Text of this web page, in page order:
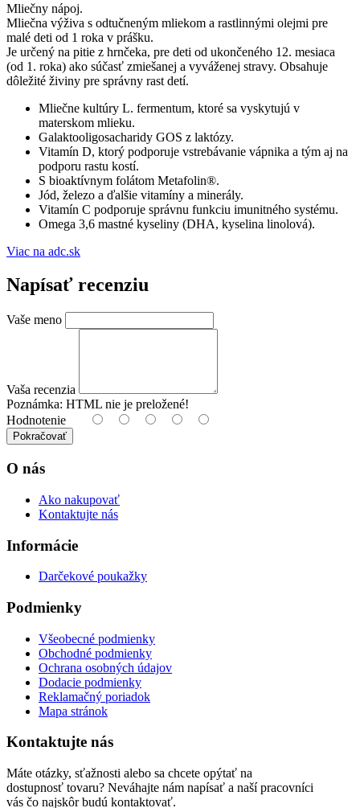
Mliečny nápoj.
Mliečna výživa s odtučneným mliekom a rastlinnými olejmi pre
malé deti od 1 roka v prášku.
Je určený na pitie z hrnčeka, pre deti od ukončeného 12. mesiaca
(od 1. roka) ako súčasť zmiešanej a vyváženej stravy. Obsahuje
dôležité živiny pre správny rast detí.
Mliečne kultúry L. fermentum, ktoré sa vyskytujú v
materskom mlieku.
Galaktooligosacharidy GOS z laktózy.
Vitamín D, ktorý podporuje vstrebávanie vápnika a tým aj na
podporu rastu kostí.
S bioaktívnym folátom Metafolin®.
Jód, železo a ďalšie vitamíny a minerály.
Vitamín C podporuje správnu funkciu imunitného systému.
Omega 3,6 mastné kyseliny (DHA, kyselina linolová).
Viac na adc.sk
Napísať recenziu
Vaše meno
Vaša recenzia
Poznámka: HTML nie je preložené!
Hodnotenie
Pokračovať
O nás
Ako nakupovať
Kontaktujte nás
Informácie
Darčekové poukažky
Podmienky
Všeobecné podmienky
Obchodné podmienky
Ochrana osobných údajov
Dodacie podmienky
Reklamačný poriadok
Mapa stránok
Kontaktujte nás
Máte otázky, sťažnosti alebo sa chcete opýtať na
dostupnosť tovaru? Neváhajte nám napísať a naší pracovníci
vás čo najskôr budú kontaktovať.